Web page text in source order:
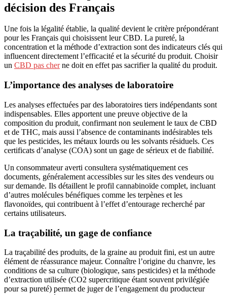
décision des Français
Une fois la légalité établie, la qualité devient le critère prépondérant
pour les Français qui choisissent leur CBD. La pureté, la
concentration et la méthode d’extraction sont des indicateurs clés qui
influencent directement l’efficacité et la sécurité du produit. Choisir
un CBD pas cherne doit en effet pas sacrifier la qualité du produit.
L’importance des analyses de laboratoire
Les analyses effectuées par des laboratoires tiers indépendants sont
indispensables. Elles apportent une preuve objective de la
composition du produit, confirmant non seulement le taux de CBD
et de THC, mais aussi l’absence de contaminants indésirables tels
que les pesticides, les métaux lourds ou les solvants résiduels. Ces
certificats d’analyse (COA) sont un gage de sérieux et de fiabilité.
Un consommateur averti consultera systématiquement ces
documents, généralement accessibles sur les sites des vendeurs ou
sur demande. Ils détaillent le profil cannabinoïde complet, incluant
d’autres molécules bénéfiques comme les terpènes et les
flavonoïdes, qui contribuent à l’effet d’entourage recherché par
certains utilisateurs.
La traçabilité, un gage de confiance
La traçabilité des produits, de la graine au produit fini, est un autre
élément de réassurance majeur. Connaître l’origine du chanvre, les
conditions de sa culture (biologique, sans pesticides) et la méthode
d’extraction utilisée (CO2 supercritique étant souvent privilégiée
pour sa pureté) permet de juger de l’engagement du producteur